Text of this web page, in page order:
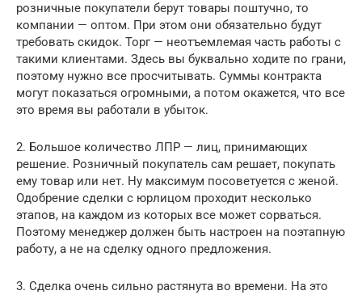
розничные покупатели берут товары поштучно, то
компании — оптом. При этом они обязательно будут
требовать скидок. Торг — неотъемлемая часть работы с
такими клиентами. Здесь вы буквально ходите по грани,
поэтому нужно все просчитывать. Суммы контракта
могут показаться огромными, а потом окажется, что все
это время вы работали в убыток.
2. Большое количество ЛПР — лиц, принимающих
решение. Розничный покупатель сам решает, покупать
ему товар или нет. Ну максимум посоветуется с женой.
Одобрение сделки с юрлицом проходит несколько
этапов, на каждом из которых все может сорваться.
Поэтому менеджер должен быть настроен на поэтапную
работу, а не на сделку одного предложения.
3. Сделка очень сильно растянута во времени. На это